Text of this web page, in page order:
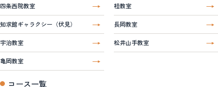
四条西院教室 桂教室
知求館ギャラクシー（伏見） 長岡教室
宇治教室 松井山手教室
亀岡教室
コース一覧